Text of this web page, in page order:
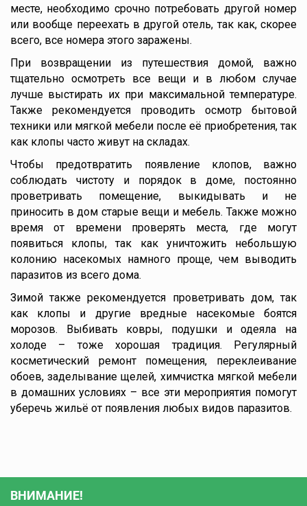
месте, необходимо срочно потребовать другой номер
или вообще переехать в другой отель, так как, скорее
всего, все номера этого заражены.
При возвращении из путешествия домой, важно
тщательно осмотреть все вещи и в любом случае
лучше выстирать их при максимальной температуре.
Также рекомендуется проводить осмотр бытовой
техники или мягкой мебели после её приобретения, так
как клопы часто живут на складах.
Чтобы предотвратить появление клопов, важно
соблюдать чистоту и порядок в доме, постоянно
проветривать помещение, выкидывать и не
приносить в дом старые вещи и мебель. Также можно
время от времени проверять места, где могут
появиться клопы, так как уничтожить небольшую
колонию насекомых намного проще, чем выводить
паразитов из всего дома.
Зимой также рекомендуется проветривать дом, так
как клопы и другие вредные насекомые боятся
морозов. Выбивать ковры, подушки и одеяла на
холоде – тоже хорошая традиция. Регулярный
косметический ремонт помещения, переклеивание
обоев, заделывание щелей, химчистка мягкой мебели
в домашних условиях – все эти мероприятия помогут
уберечь жильё от появления любых видов паразитов.
ВНИМАНИЕ!